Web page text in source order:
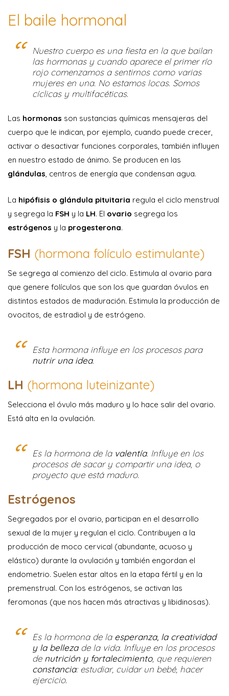
El baile hormonal
Nuestro cuerpo es una fiesta en la que bailan
las hormonas y cuando aparece el primer río
rojo comenzamos a sentirnos como varias
mujeres en una. No estamos locas. Somos
cíclicas y multifacéticas.
Las hormonas son sustancias químicas mensajeras del
cuerpo que le indican, por ejemplo, cuando puede crecer,
activar o desactivar funciones corporales, también influyen
en nuestro estado de ánimo. Se producen en las
glándulas, centros de energía que condensan agua.
La hipófisis o glándula pituitaria regula el ciclo menstrual
y segrega la FSH y la LH. El ovario segrega los
estrógenos y la progesterona.
FSH (hormona folículo estimulante)
Se segrega al comienzo del ciclo. Estimula al ovario para
que genere folículos que son los que guardan óvulos en
distintos estados de maduración. Estimula la producción de
ovocitos, de estradiol y de estrógeno.
Esta hormona influye en los procesos para
nutrir una idea.
LH (hormona luteinizante)
Selecciona el óvulo más maduro y lo hace salir del ovario.
Está alta en la ovulación.
Es la hormona de la valentía. Influye en los
procesos de sacar y compartir una idea, o
proyecto que está maduro.
Estrógenos
Segregados por el ovario, participan en el desarrollo
sexual de la mujer y regulan el ciclo. Contribuyen a la
producción de moco cervical (abundante, acuoso y
elástico) durante la ovulación y también engordan el
endometrio. Suelen estar altos en la etapa fértil y en la
premenstrual. Con los estrógenos, se activan las
feromonas (que nos hacen más atractivas y libidinosas).
Es la hormona de la esperanza, la creatividad
y la bellezade la vida. Influye en los procesos
de nutrición y fortalecimiento, que requieren
constancia: estudiar, cuidar un bebé, hacer
ejercicio.